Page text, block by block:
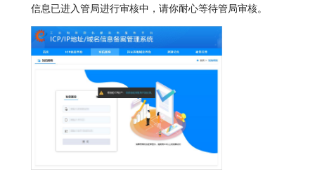
信息已进入管局进行审核中，请你耐心等待管局审核。